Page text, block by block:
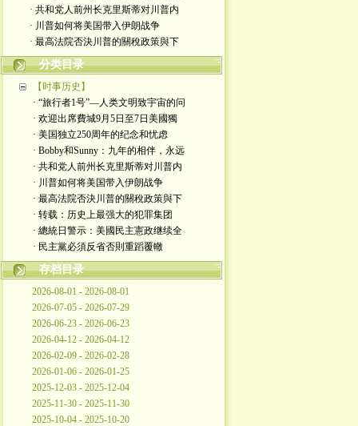
· 共和党人前州长克里斯蒂对川普内
· 川普如何将美国带入伊朗战争
· 最高法院否決川普的關稅政策與下
分类目录
【时事历史】
· “旅行者1号”—人类文明致宇宙的问
· 欢迎出席費城9月5日至7日美國獨
· 美国独立250周年的纪念和忧虑
· Bobby和Sunny：九年的相伴，永远
· 共和党人前州长克里斯蒂对川普内
· 川普如何将美国带入伊朗战争
· 最高法院否決川普的關稅政策與下
· 转载：历史上最强大的犯罪集团
· 總統日警示：美國民主憲政继续全
· 民主黨必須反省否則重蹈覆轍
存档目录
2026-08-01 - 2026-08-01
2026-07-05 - 2026-07-29
2026-06-23 - 2026-06-23
2026-04-12 - 2026-04-12
2026-02-09 - 2026-02-28
2026-01-06 - 2026-01-25
2025-12-03 - 2025-12-04
2025-11-30 - 2025-11-30
2025-10-04 - 2025-10-20